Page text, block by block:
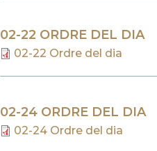
02-22 ORDRE DEL DIA
02-22 Ordre del dia
02-24 ORDRE DEL DIA
02-24 Ordre del dia